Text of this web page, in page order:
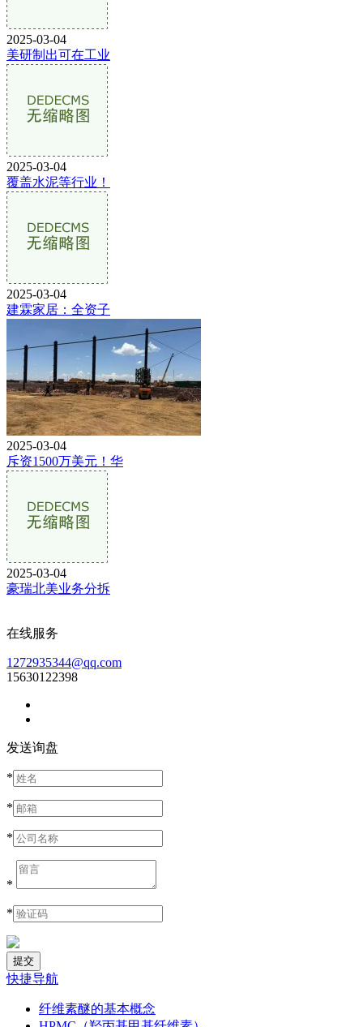
2025-03-04
美研制出可在工业
2025-03-04
覆盖水泥等行业！
2025-03-04
建霖家居：全资子
2025-03-04
斥资1500万美元！华
2025-03-04
豪瑞北美业务分拆
在线服务
1272935344@qq.com
15630122398
发送询盘
*
*
*
*
*
快捷导航
纤维素醚的基本概念